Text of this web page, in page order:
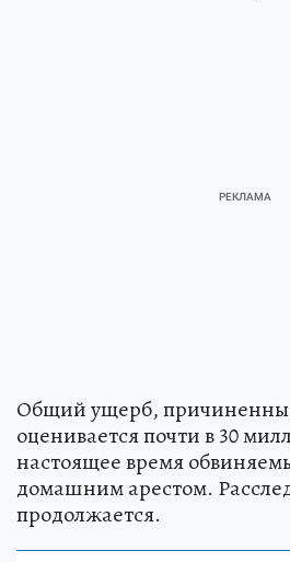
Общий ущерб,
оценивается почти в 30
настоящее время
домашним арестом.
продолжается.